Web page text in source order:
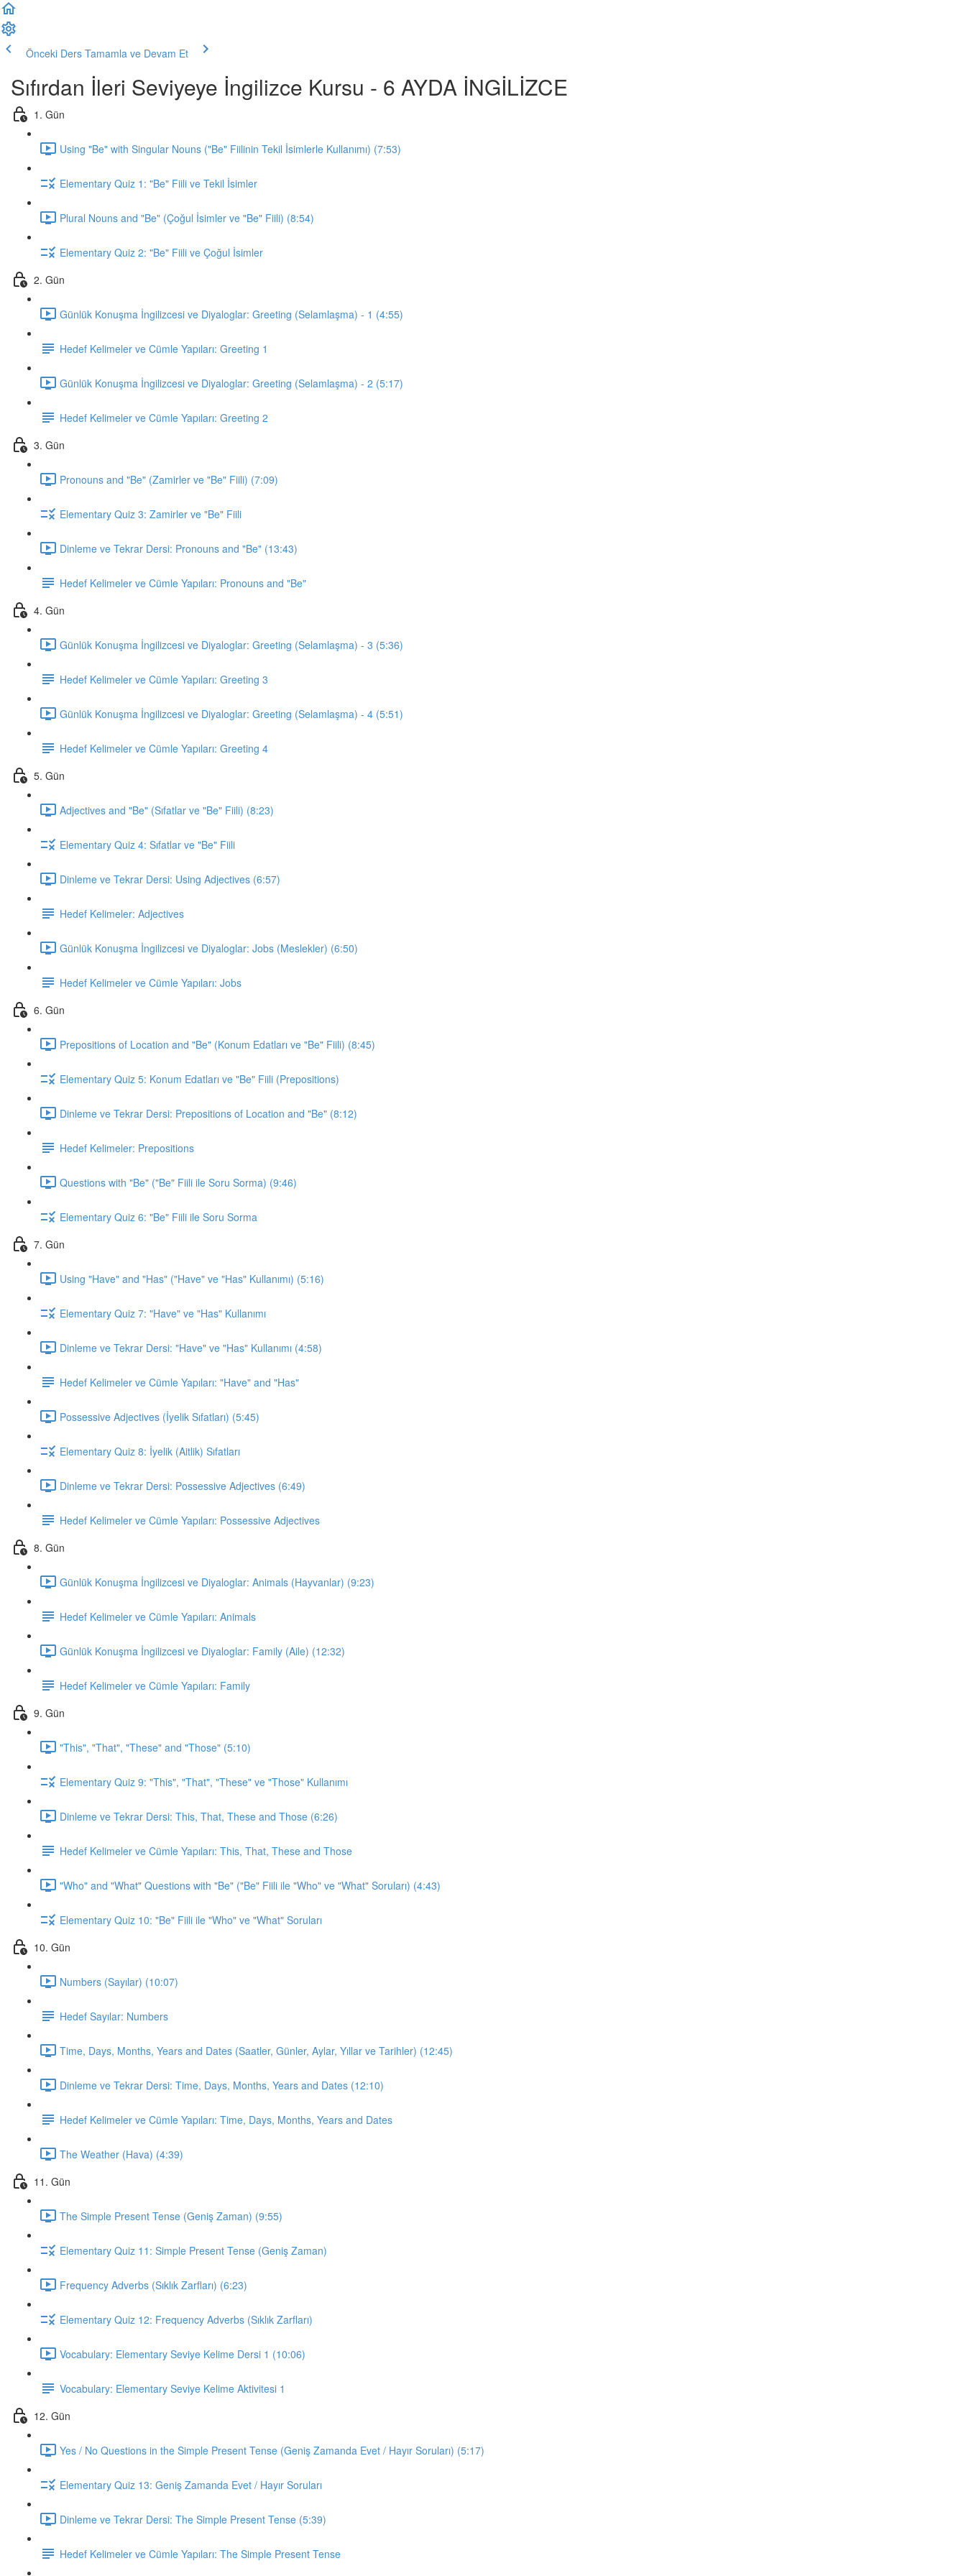
Önceki Ders Tamamla ve Devam Et
Sıfırdan İleri Seviyeye İngilizce Kursu - 6 AYDA İNGİLİZCE
1. Gün
Using "Be" with Singular Nouns ("Be" Fiilinin Tekil İsimlerle Kullanımı) (7:53)
Elementary Quiz 1: "Be" Fiili ve Tekil İsimler
Plural Nouns and "Be" (Çoğul İsimler ve "Be" Fiili) (8:54)
Elementary Quiz 2: "Be" Fiili ve Çoğul İsimler
2. Gün
Günlük Konuşma İngilizcesi ve Diyaloglar: Greeting (Selamlaşma) - 1 (4:55)
Hedef Kelimeler ve Cümle Yapıları: Greeting 1
Günlük Konuşma İngilizcesi ve Diyaloglar: Greeting (Selamlaşma) - 2 (5:17)
Hedef Kelimeler ve Cümle Yapıları: Greeting 2
3. Gün
Pronouns and "Be" (Zamirler ve "Be" Fiili) (7:09)
Elementary Quiz 3: Zamirler ve "Be" Fiili
Dinleme ve Tekrar Dersi: Pronouns and "Be" (13:43)
Hedef Kelimeler ve Cümle Yapıları: Pronouns and "Be"
4. Gün
Günlük Konuşma İngilizcesi ve Diyaloglar: Greeting (Selamlaşma) - 3 (5:36)
Hedef Kelimeler ve Cümle Yapıları: Greeting 3
Günlük Konuşma İngilizcesi ve Diyaloglar: Greeting (Selamlaşma) - 4 (5:51)
Hedef Kelimeler ve Cümle Yapıları: Greeting 4
5. Gün
Adjectives and "Be" (Sıfatlar ve "Be" Fiili) (8:23)
Elementary Quiz 4: Sıfatlar ve "Be" Fiili
Dinleme ve Tekrar Dersi: Using Adjectives (6:57)
Hedef Kelimeler: Adjectives
Günlük Konuşma İngilizcesi ve Diyaloglar: Jobs (Meslekler) (6:50)
Hedef Kelimeler ve Cümle Yapıları: Jobs
6. Gün
Prepositions of Location and "Be" (Konum Edatları ve "Be" Fiili) (8:45)
Elementary Quiz 5: Konum Edatları ve "Be" Fiili (Prepositions)
Dinleme ve Tekrar Dersi: Prepositions of Location and "Be" (8:12)
Hedef Kelimeler: Prepositions
Questions with "Be" ("Be" Fiili ile Soru Sorma) (9:46)
Elementary Quiz 6: "Be" Fiili ile Soru Sorma
7. Gün
Using "Have" and "Has" ("Have" ve "Has" Kullanımı) (5:16)
Elementary Quiz 7: "Have" ve "Has" Kullanımı
Dinleme ve Tekrar Dersi: "Have" ve "Has" Kullanımı (4:58)
Hedef Kelimeler ve Cümle Yapıları: "Have" and "Has"
Possessive Adjectives (İyelik Sıfatları) (5:45)
Elementary Quiz 8: İyelik (Aitlik) Sıfatları
Dinleme ve Tekrar Dersi: Possessive Adjectives (6:49)
Hedef Kelimeler ve Cümle Yapıları: Possessive Adjectives
8. Gün
Günlük Konuşma İngilizcesi ve Diyaloglar: Animals (Hayvanlar) (9:23)
Hedef Kelimeler ve Cümle Yapıları: Animals
Günlük Konuşma İngilizcesi ve Diyaloglar: Family (Aile) (12:32)
Hedef Kelimeler ve Cümle Yapıları: Family
9. Gün
"This", "That", "These" and "Those" (5:10)
Elementary Quiz 9: "This", "That", "These" ve "Those" Kullanımı
Dinleme ve Tekrar Dersi: This, That, These and Those (6:26)
Hedef Kelimeler ve Cümle Yapıları: This, That, These and Those
"Who" and "What" Questions with "Be" ("Be" Fiili ile "Who" ve "What" Soruları) (4:43)
Elementary Quiz 10: "Be" Fiili ile "Who" ve "What" Soruları
10. Gün
Numbers (Sayılar) (10:07)
Hedef Sayılar: Numbers
Time, Days, Months, Years and Dates (Saatler, Günler, Aylar, Yıllar ve Tarihler) (12:45)
Dinleme ve Tekrar Dersi: Time, Days, Months, Years and Dates (12:10)
Hedef Kelimeler ve Cümle Yapıları: Time, Days, Months, Years and Dates
The Weather (Hava) (4:39)
11. Gün
The Simple Present Tense (Geniş Zaman) (9:55)
Elementary Quiz 11: Simple Present Tense (Geniş Zaman)
Frequency Adverbs (Sıklık Zarfları) (6:23)
Elementary Quiz 12: Frequency Adverbs (Sıklık Zarfları)
Vocabulary: Elementary Seviye Kelime Dersi 1 (10:06)
Vocabulary: Elementary Seviye Kelime Aktivitesi 1
12. Gün
Yes / No Questions in the Simple Present Tense (Geniş Zamanda Evet / Hayır Soruları) (5:17)
Elementary Quiz 13: Geniş Zamanda Evet / Hayır Soruları
Dinleme ve Tekrar Dersi: The Simple Present Tense (5:39)
Hedef Kelimeler ve Cümle Yapıları: The Simple Present Tense